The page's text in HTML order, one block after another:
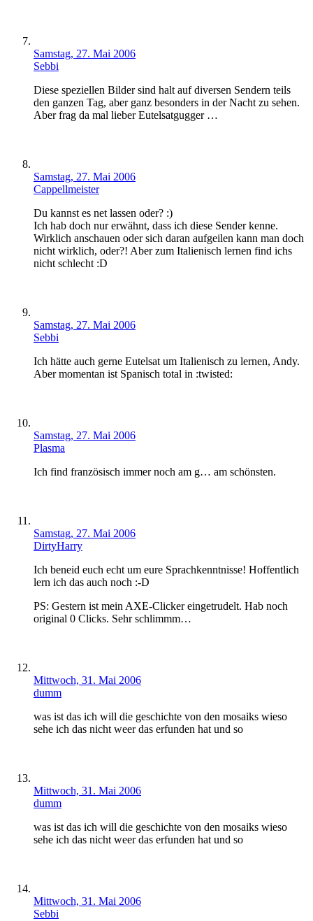
Samstag, 27. Mai 2006
Sebbi
Diese speziellen Bilder sind halt auf diversen Sendern teils
den ganzen Tag, aber ganz besonders in der Nacht zu sehen.
Aber frag da mal lieber Eutelsatgugger …
Samstag, 27. Mai 2006
Cappellmeister
Du kannst es net lassen oder? :)
Ich hab doch nur erwähnt, dass ich diese Sender kenne.
Wirklich anschauen oder sich daran aufgeilen kann man doch
nicht wirklich, oder?! Aber zum Italienisch lernen find ichs
nicht schlecht :D
Samstag, 27. Mai 2006
Sebbi
Ich hätte auch gerne Eutelsat um Italienisch zu lernen, Andy.
Aber momentan ist Spanisch total in :twisted:
Samstag, 27. Mai 2006
Plasma
Ich find französisch immer noch am g… am schönsten.
Samstag, 27. Mai 2006
DirtyHarry
Ich beneid euch echt um eure Sprachkenntnisse! Hoffentlich
lern ich das auch noch :-D
PS: Gestern ist mein AXE-Clicker eingetrudelt. Hab noch
original 0 Clicks. Sehr schlimmm…
Mittwoch, 31. Mai 2006
dumm
was ist das ich will die geschichte von den mosaiks wieso
sehe ich das nicht weer das erfunden hat und so
Mittwoch, 31. Mai 2006
dumm
was ist das ich will die geschichte von den mosaiks wieso
sehe ich das nicht weer das erfunden hat und so
Mittwoch, 31. Mai 2006
Sebbi